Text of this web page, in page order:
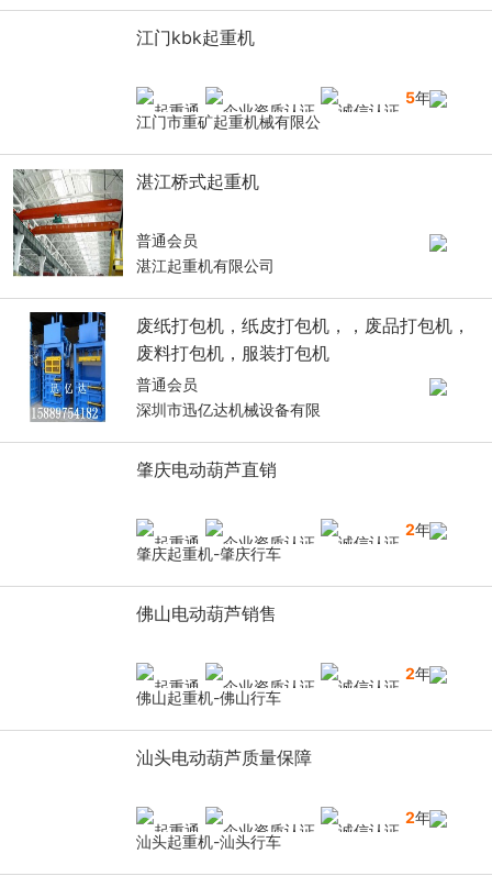
江门kbk起重机
5年
江门市重矿起重机械有限公
湛江桥式起重机
普通会员
湛江起重机有限公司
废纸打包机，纸皮打包机，，废品打包机，
废料打包机，服装打包机
普通会员
深圳市迅亿达机械设备有限
肇庆电动葫芦直销
2年
肇庆起重机-肇庆行车
佛山电动葫芦销售
2年
佛山起重机-佛山行车
汕头电动葫芦质量保障
2年
汕头起重机-汕头行车